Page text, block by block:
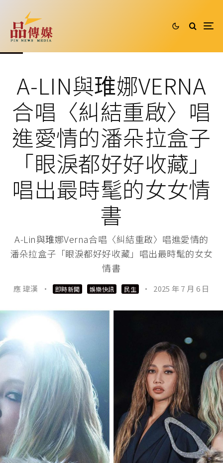
A‑LIN與琟娜VERNA
合唱〈糾結重啟〉唱
進愛情的潘朵拉盒子
「眼淚都好好收藏」
唱出最時髦的女女情
書
A‑Lin與琟娜Verna合唱〈糾結重啟〉唱進愛情的
潘朵拉盒子「眼淚都好好收藏」唱出最時髦的女女
情書
應 瑋漢 · 即時新聞 娛樂快訊 民生 · 2025 年 7 月 6 日